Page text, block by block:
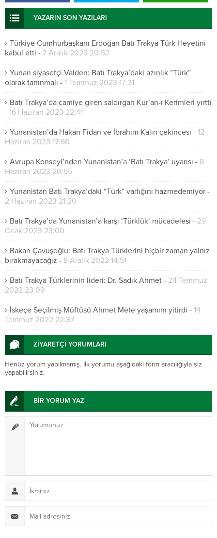
YAZARIN SON YAZILARI
Türkiye Cumhurbaşkanı Erdoğan Batı Trakya Türk Heyetini
kabul etti - 7 Aralık 2023 20:52
Yunan siyasetçi Valden: Batı Trakya’daki azınlık ”Türk”
olarak tanınmalı - 1 Temmuz 2023 17:31
Batı Trakya’da camiye giren saldırgan Kur’an-ı Kerimleri yırttı
- 16 Haziran 2023 22:41
Yunanistan’da Hakan Fidan ve İbrahim Kalın çekincesi - 12
Haziran 2023 17:50
Avrupa Konseyi’nden Yunanistan’a ‘Batı Trakya’ uyarısı - 8
Haziran 2023 20:55
Yunanistan Batı Trakya’daki “Türk” varlığını hazmedemiyor -
2 Haziran 2023 21:20
Batı Trakya’da Yunanistan’a karşı ‘Türklük’ mücadelesi - 29
Ocak 2023 23:00
Bakan Çavuşoğlu: Batı Trakya Türklerini hiçbir zaman yalnız
bırakmayacağız - 8 Aralık 2022 14:51
Batı Trakya Türklerinin lideri: Dr. Sadık Ahmet - 24 Temmuz
2022 23:09
İskeçe Seçilmiş Müftüsü Ahmet Mete yaşamını yitirdi - 14
Temmuz 2022 22:37
ZİYARETÇİ YORUMLARI
Henüz yorum yapılmamış. İlk yorumu aşağıdaki form aracılığıyla siz
yapabilirsiniz.
BİR YORUM YAZ